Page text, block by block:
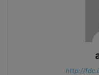
http://